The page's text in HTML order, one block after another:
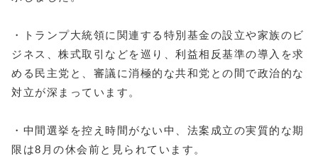
・トランプ大統領に関連する特別基金の設立や家族のビ
ジネス、株式取引などを巡り、利益相反基準の導入を求
める民主党と、審議に消極的な共和党との間で政治的な
対立が深まっています。
・中間選挙を控え時間がない中、法案成立の実質的な期
限は8月の休会前と見られています。